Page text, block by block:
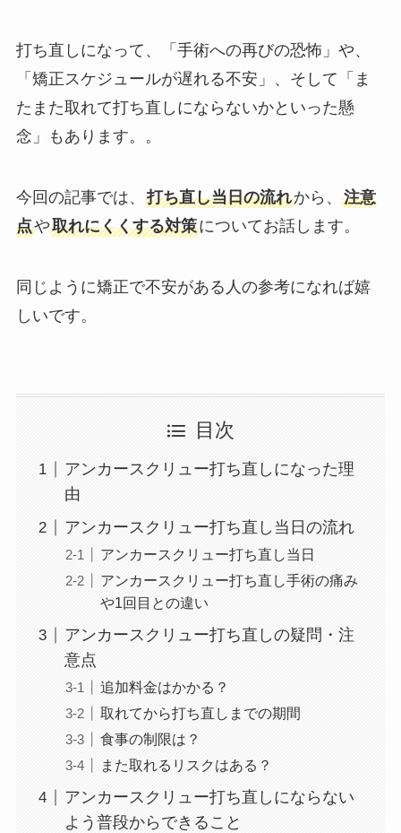
打ち直しになって、「手術への再びの恐怖」や、
「矯正スケジュールが遅れる不安」、そして「ま
たまた取れて打ち直しにならないかといった懸
念」もあります。。
今回の記事では、 打ち直し当日の流れから、 注意
点や取れにくくする対策についてお話します。
同じように矯正で不安がある人の参考になれば嬉
しいです。
目次
アンカースクリュー打ち直しになった理
由
アンカースクリュー打ち直し当日の流れ
アンカースクリュー打ち直し当日
アンカースクリュー打ち直し手術の痛み
や1回目との違い
アンカースクリュー打ち直しの疑問・注
意点
追加料金はかかる？
取れてから打ち直しまでの期間
食事の制限は？
また取れるリスクはある？
アンカースクリュー打ち直しにならない
よう普段からできること